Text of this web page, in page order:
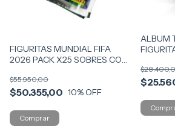
FIGURITAS MUNDIAL FIFA
2026 PACK X25 SOBRES COD
$50.355,00
$55.950,00
10% OFF
ALBUM